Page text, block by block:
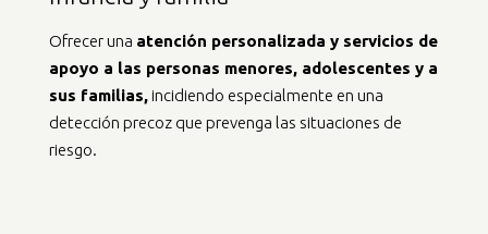
Ofrecer una atención personalizada y servicios de
apoyo a las personas menores, adolescentes y a
sus familias,incidiendo especialmente en una
detección precoz que prevenga las situaciones de
riesgo.